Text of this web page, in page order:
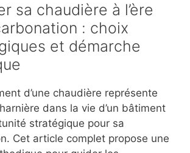
sa chaudière à l’ère
: choix
et démarche
d’une chaudière représente
dans la vie d’un bâtiment
stratégique pour sa
Cet article complet propose une